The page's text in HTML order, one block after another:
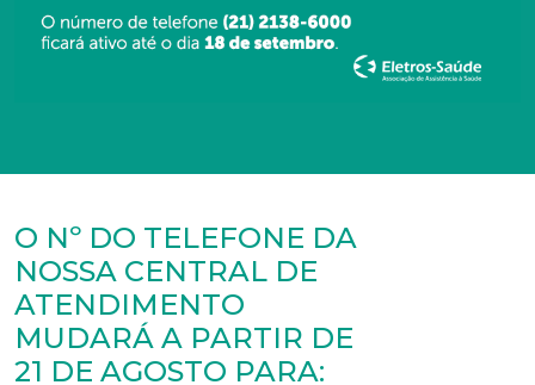
O Nº DO TELEFONE DA
NOSSA CENTRAL DE
ATENDIMENTO
MUDARÁ A PARTIR DE
21 DE AGOSTO PARA: